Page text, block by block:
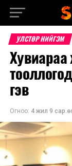
УЛСТӨР НИЙГЭМ
гэв
Огноо: 4 жил 9